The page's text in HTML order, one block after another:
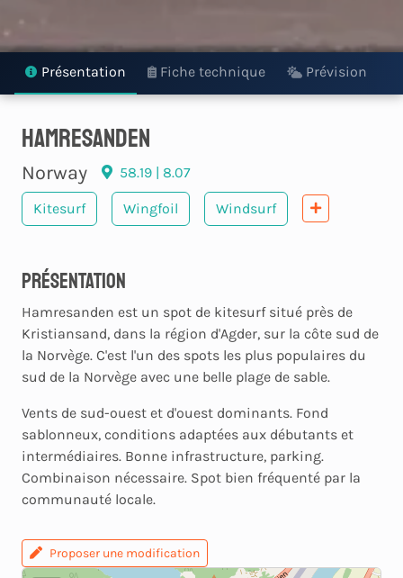
Présentation Fiche technique Prévision
hamresanden
Norway 58.19 | 8.07
Kitesurf Wingfoil Windsurf
Présentation
Hamresanden est un spot de kitesurf situé près de
Kristiansand, dans la région d'Agder, sur la côte sud de
la Norvège. C'est l'un des spots les plus populaires du
sud de la Norvège avec une belle plage de sable.
Vents de sud-ouest et d'ouest dominants. Fond
sablonneux, conditions adaptées aux débutants et
intermédiaires. Bonne infrastructure, parking.
Combinaison nécessaire. Spot bien fréquenté par la
communauté locale.
Proposer une modification